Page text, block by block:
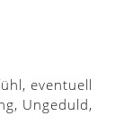
eventuell
Ungeduld,